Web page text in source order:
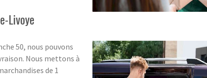
Livoye
50, nous pouvons
Nous mettons à
de 1